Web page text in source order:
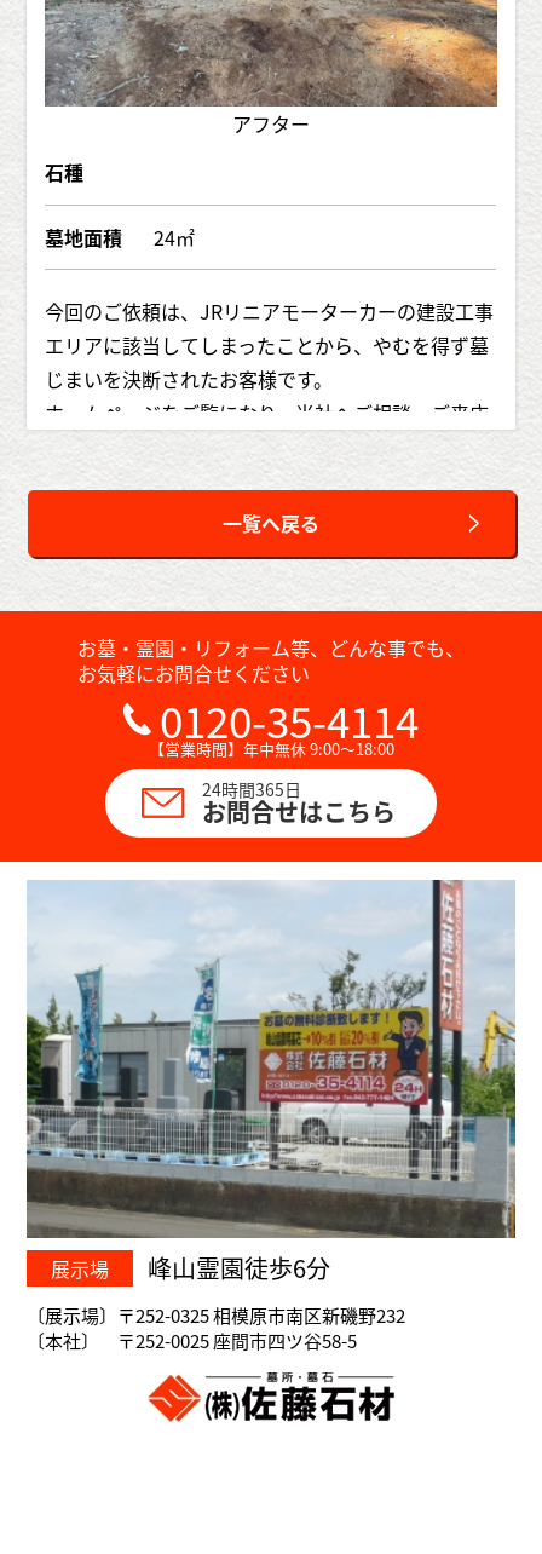
アフター
石種
墓地面積 24㎡
今回のご依頼は、JRリニアモーターカーの建設工事
エリアに該当してしまったことから、やむを得ず墓
じまいを決断されたお客様です。
ホームページをご覧になり、当社へご相談・ご来店
いただきました。
現地では県からの指導・立会いのもと、施工を実
施。墓地は山道に面した場所で、機材の搬入・運搬
10数基におよぶ墓石の撤去に加え、土葬の可能性が
あるため、すべての区画で丁寧に掘り起こしを行い
ました。
また、墓所内にあった樹木3本の伐採・抜根も実施
し、敷地全体を更地に整地しました。
難所での施工ではありましたが、無事に完了するこ
佐藤石材では、個別式樹木葬・永代供養墓のご案内
もしております。
https://ohaka-satosekizai.com/
合掌
一覧へ戻る
お墓・霊園・リフォーム等、どんな事でも、
お気軽にお問合せください
0120-35-4114
【営業時間】年中無休 9:00～18:00
24時間365日
お問合せはこちら
展示場 峰山霊園徒歩6分
〔展示場〕〒252-0325 相模原市南区新磯野232
〔本社〕 〒252-0025 座間市四ツ谷58-5